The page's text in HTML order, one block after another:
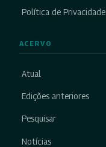
Política de Privacidade
ACERVO
Atual
Edições anteriores
Pesquisar
Notícias